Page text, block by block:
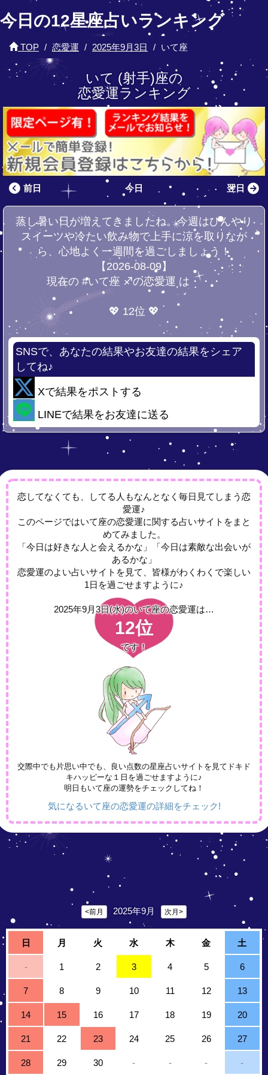
今日の12星座占いランキング
TOP 恋愛運 2025年9月3日 いて座
いて (射手)座の
恋愛運ランキング
前日 今日 翌日
蒸し暑い日が増えてきましたね。今週はひんやり
スイーツや冷たい飲み物で上手に涼を取りなが
ら、心地よく一週間を過ごしましょう！
【2026-08-09】
現在の #いて座 ♐の恋愛運 は・・・
💖 12位 💖
SNSで、あなたの結果やお友達の結果をシェア
してね♪
Xで結果をポストする
LINEで結果をお友達に送る
恋してなくても、してる人もなんとなく毎日見てしまう恋
愛運♪
このページではいて座の恋愛運に関する占いサイトをまと
めてみました。
「今日は好きな人と会えるかな」「今日は素敵な出会いが
あるかな」
恋愛運のよい占いサイトを見て、皆様がわくわくで楽しい
1日を過ごせますように♪
2025年9月3日(水)のいて座の恋愛運は…
12位
です！
交際中でも片思い中でも、良い点数の星座占いサイトを見てドキド
キハッピーな１日を過ごせますように♪
明日もいて座の運勢をチェックしてね！
気になるいて座の恋愛運の詳細をチェック!
<前月 2025年9月 次月>
日 月 火 水 木 金 土
- 1 2 3 4 5 6
7 8 9 10 11 12 13
14 15 16 17 18 19 20
21 22 23 24 25 26 27
28 29 30 - - - -